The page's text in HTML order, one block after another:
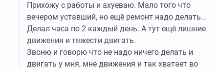
Прихожу с работы и ахуеваю. Мало того что
вечером уставший, но ещё ремонт надо делать...
Делал часа по 2 каждый день. А тут ещё лишние
движения и тяжести двигать.
Звоню и говорю что не надо ничего делать и
двигать у мня, мне движения и так хватает во